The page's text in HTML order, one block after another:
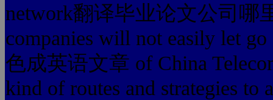
network翻译毕业论文公司哪
companies will not easily let
色成英语文章 of China
kind of routes and strategies to